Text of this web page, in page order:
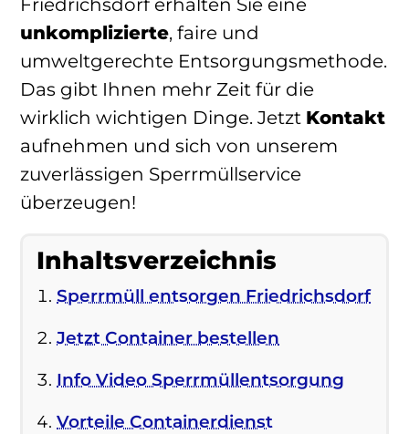
Friedrichsdorf erhalten Sie eine
unkomplizierte, faire und
umweltgerechte Entsorgungsmethode.
Das gibt Ihnen mehr Zeit für die
wirklich wichtigen Dinge. Jetzt Kontakt
aufnehmen und sich von unserem
zuverlässigen Sperrmüllservice
überzeugen!
Inhaltsverzeichnis
Sperrmüll entsorgen Friedrichsdorf
Jetzt Container bestellen
Info Video Sperrmüllentsorgung
Vorteile Containerdienst